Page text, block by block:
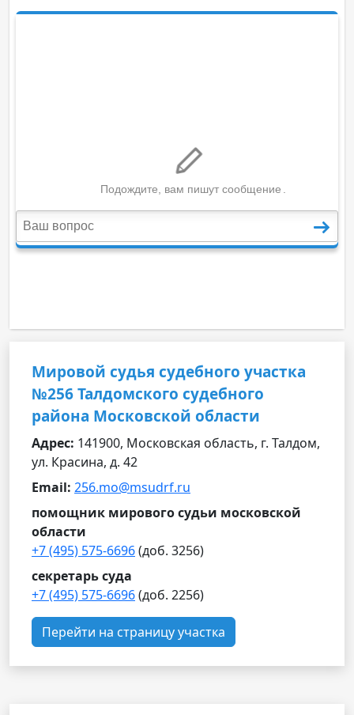
Мировой судья судебного участка
№256 Талдомского судебного
района Московской области
Адрес: 141900, Московская область, г. Талдом,
ул. Красина, д. 42
Email: 256.mo@msudrf.ru
помощник мирового судьи московской
области
+7 (495) 575-6696(доб. 3256)
секретарь суда
+7 (495) 575-6696(доб. 2256)
Перейти на страницу участка